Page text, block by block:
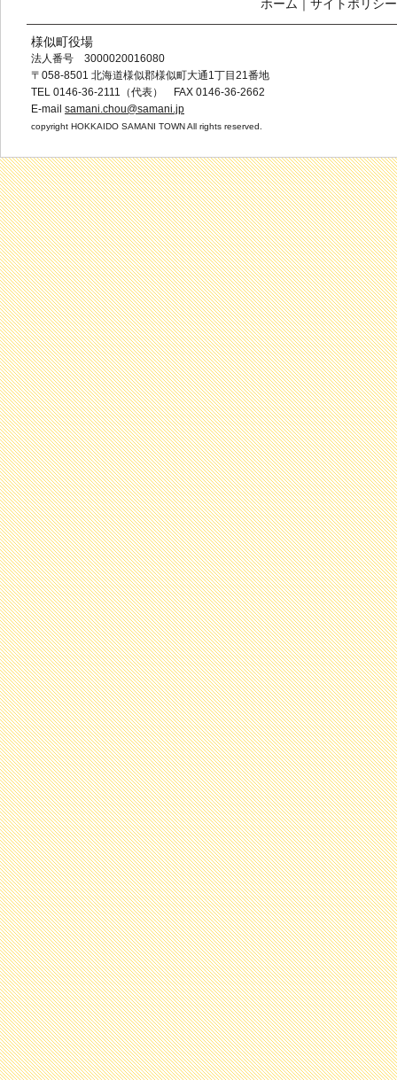
ホーム サイトポリシー
様似町役場
法人番号 3000020016080
〒058-8501 北海道様似郡様似町大通1丁目21番地
TEL 0146-36-2111（代表） FAX 0146-36-2662
E-mail samani.chou@samani.jp
copyright HOKKAIDO SAMANI TOWN All rights reserved.